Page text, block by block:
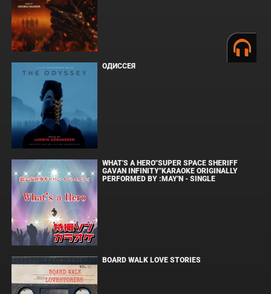
ОДИССЕЯ
WHAT'S A HERO"SUPER SPACE SHERIFF
GAVAN INFINITY"KARAOKE ORIGINALLY
PERFORMED BY :MAY'N - SINGLE
BOARD WALK LOVE STORIES